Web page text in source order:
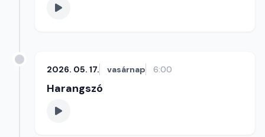
2026. 05. 17. vasárnap 6:00
Harangszó